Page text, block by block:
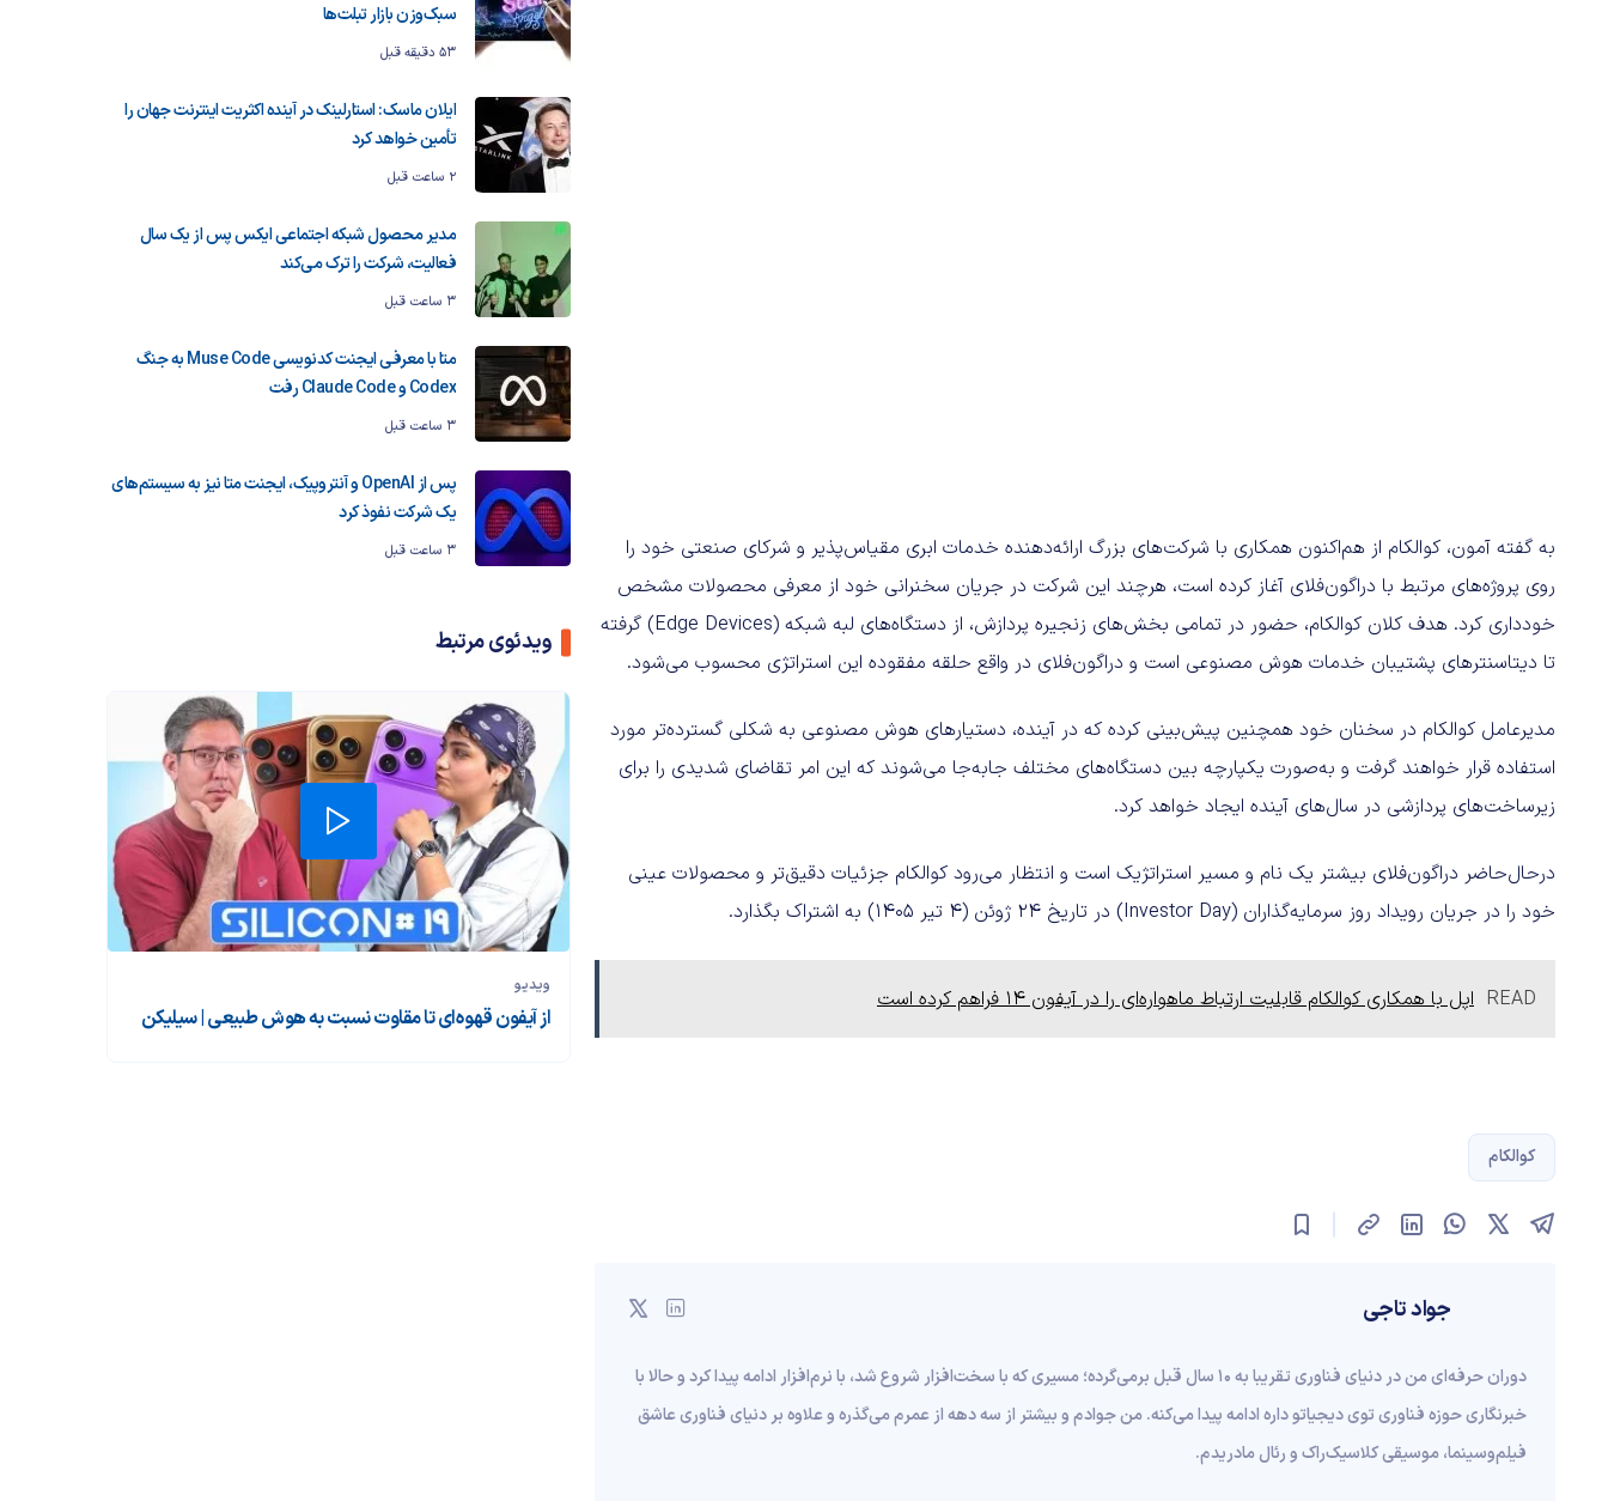
سبک‌وزن بازار تبلت‌ها
53 دقیقه قبل
ایلان ماسک: استارلینک در آینده اکثریت اینترنت جهان را
تأمین خواهد کرد
2 ساعت قبل
مدیر محصول شبکه اجتماعی ایکس پس از یک سال
فعالیت، شرکت را ترک می‌کند
3 ساعت قبل
متا با معرفی ایجنت کدنویسی Muse Code به جنگ
Codex و Claude Code رفت
3 ساعت قبل
پس از OpenAI و آنتروپیک، ایجنت متا نیز به سیستم‌های
یک شرکت نفوذ کرد
3 ساعت قبل
ویدئوی مرتبط
ویدیو
از آیفون قهوه‌ای تا مقاوت نسبت به هوش طبیعی | سیلیکن
به گفته آمون، کوالکام از هم‌اکنون همکاری با شرکت‌های بزرگ ارائه‌دهنده خدمات ابری مقیاس‌پذیر و شرکای صنعتی خود را
روی پروژه‌های مرتبط با دراگون‌فلای آغاز کرده است، هرچند این شرکت در جریان سخنرانی خود از معرفی محصولات مشخص
خودداری کرد. هدف کلان کوالکام، حضور در تمامی بخش‌های زنجیره پردازش، از دستگاه‌های لبه شبکه (Edge Devices) گرفته
تا دیتاسنترهای پشتیبان خدمات هوش مصنوعی است و دراگون‌فلای در واقع حلقه مفقوده این استراتژی محسوب می‌شود.
مدیرعامل کوالکام در سخنان خود همچنین پیش‌بینی کرده که در آینده، دستیارهای هوش مصنوعی به شکلی گسترده‌تر مورد
استفاده قرار خواهند گرفت و به‌صورت یکپارچه بین دستگاه‌های مختلف جابه‌جا می‌شوند که این امر تقاضای شدیدی را برای
زیرساخت‌های پردازشی در سال‌های آینده ایجاد خواهد کرد.
در‌حال‌حاضر دراگون‌فلای بیشتر یک نام و مسیر استراتژیک است و انتظار می‌رود کوالکام جزئیات دقیق‌تر و محصولات عینی
خود را در جریان رویداد روز سرمایه‌گذاران (Investor Day) در تاریخ ۲۴ ژوئن (۴ تیر ۱۴۰۵) به اشتراک بگذارد.
READ اپل با همکاری کوالکام قابلیت ارتباط ماهواره‌ای را در آیفون 14 فراهم کرده است
کوالکام
جواد تاجی
دوران حرفه‌ای من در دنیای فناوری تقریبا به ۱۰ سال قبل برمی‌گرده؛ مسیری که با سخت‌افزار شروع شد، با نرم‌افزار ادامه پیدا کرد و حالا با
خبرنگاری حوزه فناوری توی دیجیاتو داره ادامه پیدا می‌کنه. من جوادم و بیشتر از سه دهه از عمرم می‌گذره و علاوه بر دنیای فناوری عاشق
فیلم‌و‌سینما، موسیقی کلاسیک‌راک و رئال مادریدم.